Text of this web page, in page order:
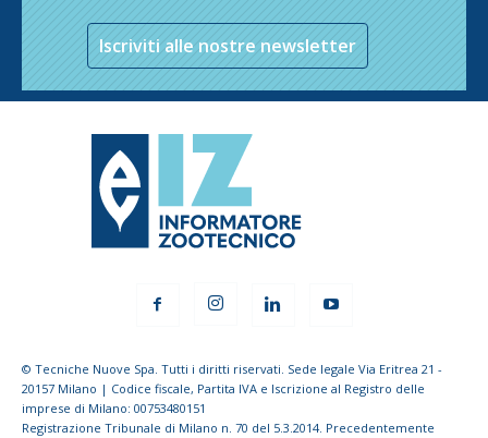
Iscriviti alle nostre newsletter
© Tecniche Nuove Spa. Tutti i diritti riservati. Sede legale Via Eritrea 21 -
20157 Milano | Codice fiscale, Partita IVA e Iscrizione al Registro delle
imprese di Milano: 00753480151
Registrazione Tribunale di Milano n. 70 del 5.3.2014. Precedentemente